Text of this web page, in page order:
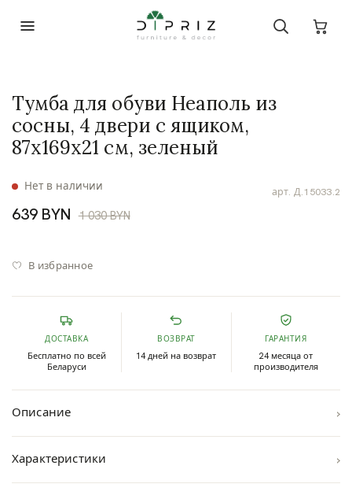
арт. Д.15033.2
Нет в наличии
Тумба для обуви Неаполь из
сосны, 4 двери с ящиком,
87х169х21 см, зеленый
639 BYN 1 030 BYN
В избранное
ДОСТАВКА
Бесплатно по всей
Беларуси
ВОЗВРАТ
14 дней на возврат
ГАРАНТИЯ
24 месяца от
производителя
Описание ›
Характеристики ›